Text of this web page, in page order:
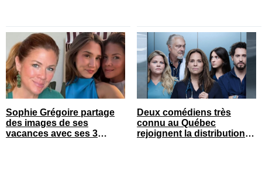
Sophie Grégoire partage
des images de ses
vacances avec ses 3
Deux comédiens très
connu au Québec
rejoignent la distribution